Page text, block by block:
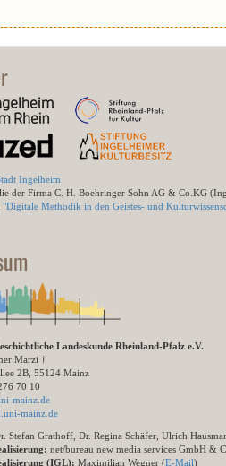
Ingelheim
der Firma C. H. Boehringer Sohn AG & Co.KG
"Digitale Methodik in den Geistes- und
Landeskunde Rheinland-Pfalz e.V.
Marzi †
2B, 55124 Mainz
70 10
mainz.de
mainz.de
Stefan Grathoff, Dr. Regina Schäfer, Ulrich
net/bureau new media services GmbH &
(IGL): Maximilian Wegner (E-Mail)